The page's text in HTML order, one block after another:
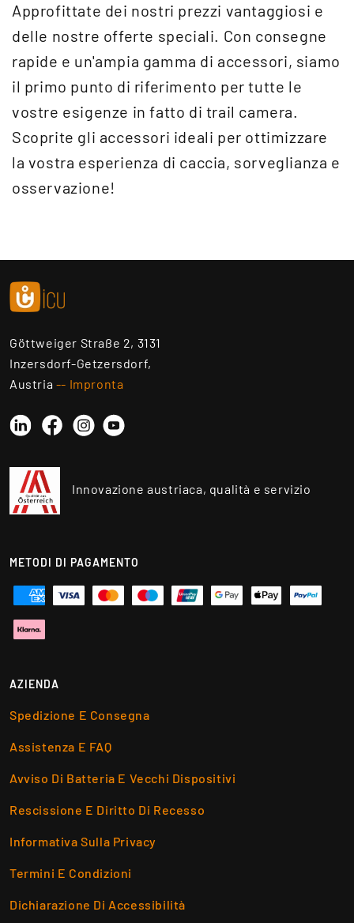
Approfittate dei nostri prezzi vantaggiosi e
delle nostre offerte speciali. Con consegne
rapide e un'ampia gamma di accessori, siamo
il primo punto di riferimento per tutte le
vostre esigenze in fatto di trail camera.
Scoprite gli accessori ideali per ottimizzare
la vostra esperienza di caccia, sorveglianza e
osservazione!
Göttweiger Straße 2, 3131
Inzersdorf-Getzersdorf,
Austria -- Impronta
LinkedinFacebookInstagram
YouTube
Innovazione austriaca, qualità e servizio
METODI DI PAGAMENTO
AZIENDA
Spedizione E Consegna
Assistenza E FAQ
Avviso Di Batteria E Vecchi Dispositivi
Rescissione E Diritto Di Recesso
Informativa Sulla Privacy
Termini E Condizioni
Dichiarazione Di Accessibilità